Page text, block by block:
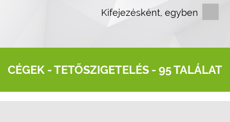
Kifejezésként, egyben
CÉGEK -TETŐSZIGETELÉS - 95 TALÁLAT